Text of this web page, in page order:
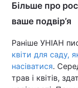
Більше про
ваше подвір’я
Раніше УНІАН
квіти для саду,
насіватися.
трав і квітів,